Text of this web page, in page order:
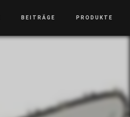
BEITRÄGE PRODUKTE